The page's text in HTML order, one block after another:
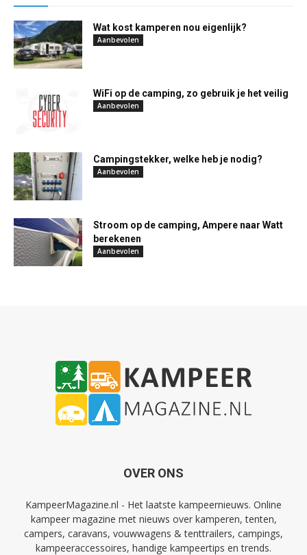
Wat kost kamperen nou eigenlijk?
Aanbevolen
WiFi op de camping, zo gebruik je het veilig
Aanbevolen
Campingstekker, welke heb je nodig?
Aanbevolen
Stroom op de camping, Ampere naar Watt
berekenen
Aanbevolen
OVER ONS
KampeerMagazine.nl - Het laatste kampeernieuws. Online
kampeer magazine met nieuws over kamperen, tenten,
campers, caravans, vouwwagens & tenttrailers, campings,
kampeeraccessoires, handige kampeertips en trends.